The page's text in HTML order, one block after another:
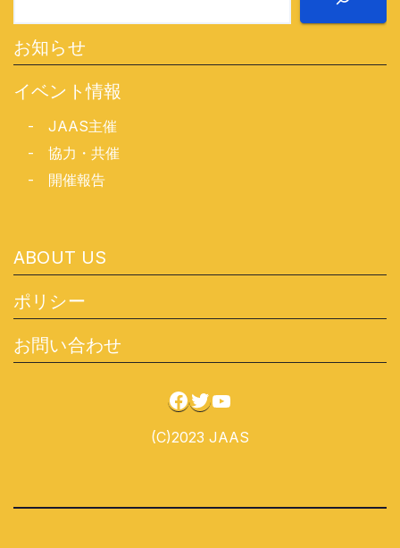
お知らせ
イベント情報
- JAAS主催
- 協力・共催
- 開催報告
ABOUT US
ポリシー
お問い合わせ
Facebook
Twitter
YouTube
(C)2023 JAAS